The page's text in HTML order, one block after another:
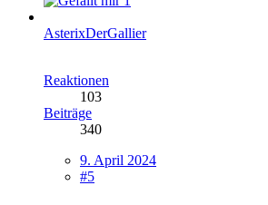
AsterixDerGallier
Reaktionen
103
Beiträge
340
9. April 2024
#5